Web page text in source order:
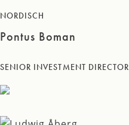
NORDISCH
Pontus Boman
SENIOR INVESTMENT DIRECTOR